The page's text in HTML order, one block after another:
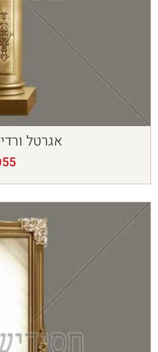
אגרטל
55